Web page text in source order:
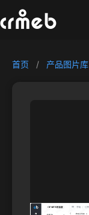
首页 / 产品图片库